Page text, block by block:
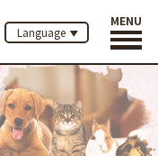
Language
MENU